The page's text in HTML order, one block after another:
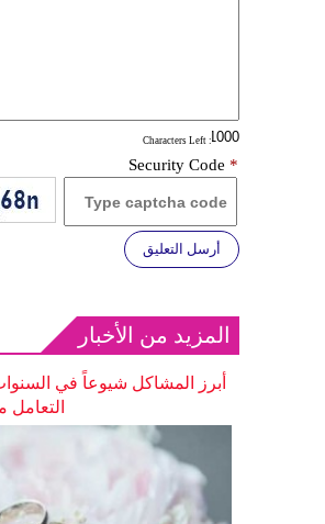
: Characters Left
Security Code *
أرسل التعليق
المزيد من الأخبار
أبرز المشاكل شيوعاً في
التعامل